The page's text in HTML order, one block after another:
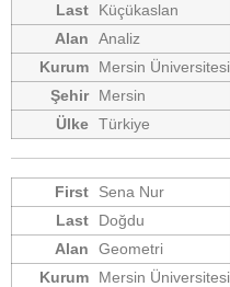
Küçükaslan
Analiz
Mersin Üniversitesi
Mersin
Türkiye
Sena Nur
Doğdu
Geometri
Mersin Üniversitesi